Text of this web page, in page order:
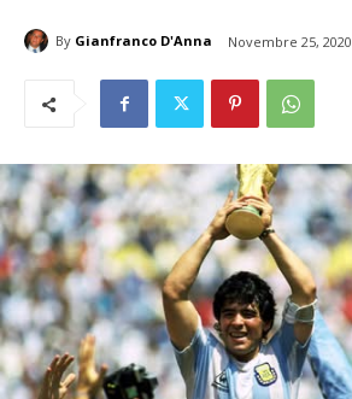
By Gianfranco D'Anna Novembre 25, 2020